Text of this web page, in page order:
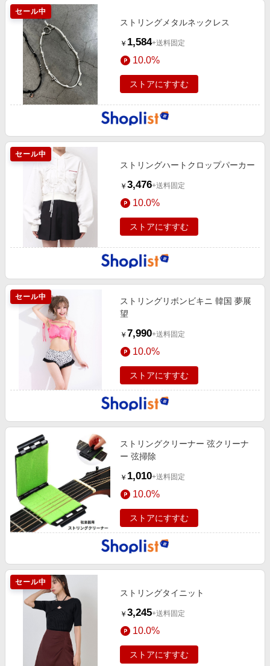
セール中
ストリングメタルネックレス
￥ 1,584+送料固定
10.0%
ストアにすすむ
セール中
ストリングハートクロップパーカー
￥ 3,476+送料固定
10.0%
ストアにすすむ
セール中
ストリングリボンビキニ 韓国 夢展
望
￥ 7,990+送料固定
10.0%
ストアにすすむ
ストリングクリーナー 弦クリーナ
ー 弦掃除
￥ 1,010+送料固定
10.0%
ストアにすすむ
セール中
ストリングタイニット
￥ 3,245+送料固定
10.0%
ストアにすすむ